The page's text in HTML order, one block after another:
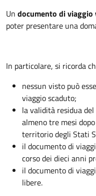
Un documento di viaggio
poter presentare una
In particolare, si ricorda
nessun visto può
viaggio scaduto;
la validità residua
almeno tre mesi
territorio degli Stati
il documento di
corso dei dieci anni
il documento di
libere.